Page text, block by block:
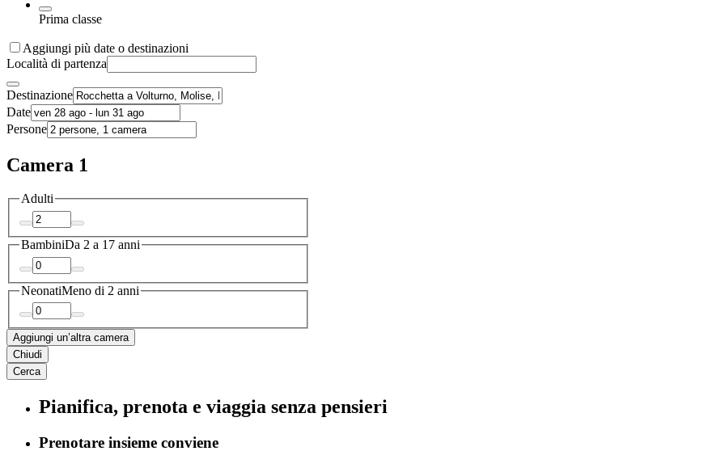
Prima classe
Aggiungi più date o destinazioni
Località di partenza
Destinazione
Date
Persone
Camera 1
Adulti
BambiniDa 2 a 17 anni
NeonatiMeno di 2 anni
Aggiungi un’altra camera
Chiudi
Cerca
Pianifica, prenota e viaggia senza pensieri
Prenotare insieme conviene